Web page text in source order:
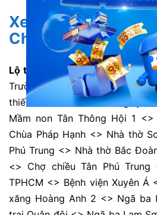
Xe buýt số 74: Bến
Chi) <> BX An
Lộ trình di chuyển:Bến xe Củ
Trường THCS Củ Chi <>
thiếu nhi Củ Chi <> Công ty
Mầm non Tân Thông Hội 1
Chùa Pháp Hạnh <> Nhà thờ
Phú Trung <> Nhà thờ Bắc
<> Chợ chiều Tân Phú
TPHCM <> Bệnh viện Xuyên Á
xăng Hoàng Anh 2 <> Ngã ba